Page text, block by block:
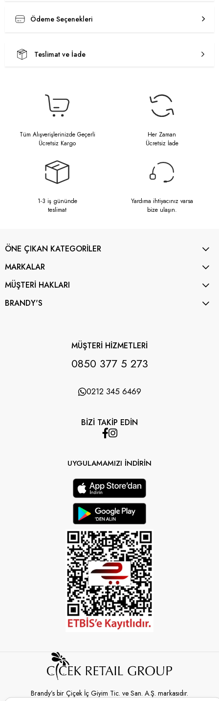
Ödeme Seçenekleri
Teslimat ve İade
Tüm Alışverişlerinizde Geçerli
Ücretsiz Kargo
Her Zaman
Ücretsiz İade
1-3 iş gününde
teslimat
Yardıma ihtiyacınız varsa
bize ulaşın.
ÖNE ÇIKAN KATEGORİLER
MARKALAR
MÜŞTERİ HAKLARI
BRANDY'S
MÜŞTERİ HİZMETLERİ
0850 377 5 273
0212 345 6469
BİZİ TAKİP EDİN
UYGULAMAMIZI İNDİRİN
Brandy’s bir Çiçek İç Giyim Tic. ve San. A.Ş. markasıdır.